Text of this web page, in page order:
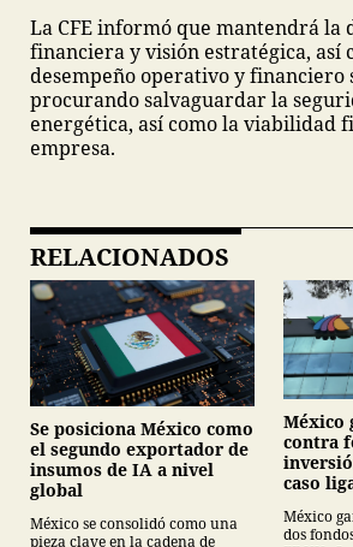
La CFE informó que mantendrá la
financiera y visión estratégica, así
desempeño operativo y financiero
procurando salvaguardar la
energética, así como la viabilidad
empresa.
RELACIONADOS
Se posiciona México como
el segundo exportador de
insumos de IA a nivel
global
México se consolidó como una
pieza clave en la cadena de
México
contra
caso
México
dos